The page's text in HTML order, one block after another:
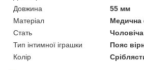
Довжина
55 мм
Матеріал
Медична
Стать
Чоловіча
Тип інтимної іграшки
Пояс
Колір